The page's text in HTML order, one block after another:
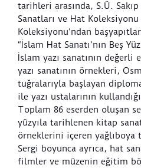
tarihleri arasında, S.Ü.
Sanatları ve Hat Koleksiyonu
Koleksiyonu’ndan
“İslam Hat Sanatı’nın Beş
İslam yazı sanatının
yazı sanatının örnekleri,
tuğralarıyla başlayan
ile yazı ustalarının
Toplam 86 eserden oluşan
yüzyıla tarihlenen kitap
örneklerini içeren
Sergi boyunca ayrıca, hat
filmler ve müzenin eğitim